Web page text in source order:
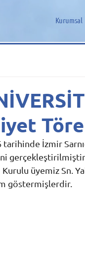
Kurumsal
tarihinde İzmir
üyemiz Sn.
göstermişlerdir.